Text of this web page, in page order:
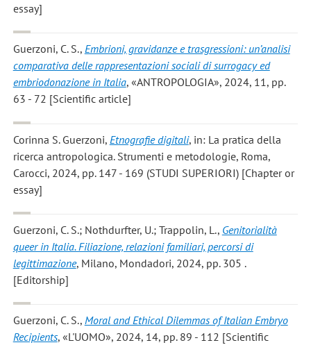
essay]
Guerzoni, C. S., Embrioni, gravidanze e trasgressioni: un’analisi
comparativa delle rappresentazioni sociali di surrogacy ed
embriodonazione in Italia, «ANTROPOLOGIA», 2024, 11, pp.
63 - 72 [Scientific article]
Corinna S. Guerzoni, Etnografie digitali, in: La pratica della
ricerca antropologica. Strumenti e metodologie, Roma,
Carocci, 2024, pp. 147 - 169 (STUDI SUPERIORI) [Chapter or
essay]
Guerzoni, C. S.; Nothdurfter, U.; Trappolin, L., Genitorialità
queer in Italia. Filiazione, relazioni familiari, percorsi di
legittimazione, Milano, Mondadori, 2024, pp. 305 .
[Editorship]
Guerzoni, C. S., Moral and Ethical Dilemmas of Italian Embryo
Recipients, «L'UOMO», 2024, 14, pp. 89 - 112 [Scientific